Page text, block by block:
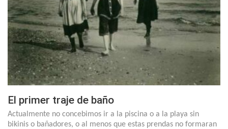
El primer traje de baño
Actualmente no concebimos ir a la piscina o a la playa sin
bikinis o bañadores, o al menos que estas prendas no formaran